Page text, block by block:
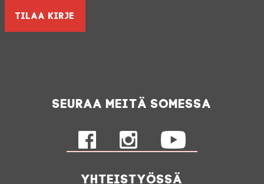
Seuraa meitä somessa
Yhteistyössä